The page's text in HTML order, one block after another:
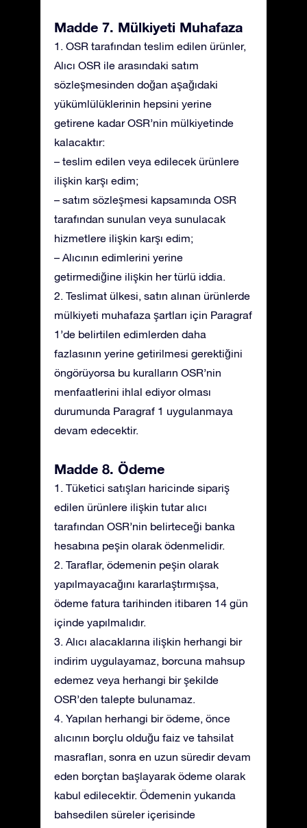
Madde 7. Mülkiyeti Muhafaza
1. OSR tarafından teslim edilen ürünler,
Alıcı OSR ile arasındaki satım
sözleşmesinden doğan aşağıdaki
yükümlülüklerinin hepsini yerine
getirene kadar OSR’nin mülkiyetinde
kalacaktır:
– teslim edilen veya edilecek ürünlere
ilişkin karşı edim;
– satım sözleşmesi kapsamında OSR
tarafından sunulan veya sunulacak
hizmetlere ilişkin karşı edim;
– Alıcının edimlerini yerine
getirmediğine ilişkin her türlü iddia.
2. Teslimat ülkesi, satın alınan ürünlerde
mülkiyeti muhafaza şartları için Paragraf
1’de belirtilen edimlerden daha
fazlasının yerine getirilmesi gerektiğini
öngörüyorsa bu kuralların OSR’nin
menfaatlerini ihlal ediyor olması
durumunda Paragraf 1 uygulanmaya
devam edecektir.
Madde 8. Ödeme
1. Tüketici satışları haricinde sipariş
edilen ürünlere ilişkin tutar alıcı
tarafından OSR’nin belirteceği banka
hesabına peşin olarak ödenmelidir.
2. Taraflar, ödemenin peşin olarak
yapılmayacağını kararlaştırmışsa,
ödeme fatura tarihinden itibaren 14 gün
içinde yapılmalıdır.
3. Alıcı alacaklarına ilişkin herhangi bir
indirim uygulayamaz, borcuna mahsup
edemez veya herhangi bir şekilde
OSR’den talepte bulunamaz.
4. Yapılan herhangi bir ödeme, önce
alıcının borçlu olduğu faiz ve tahsilat
masrafları, sonra en uzun süredir devam
eden borçtan başlayarak ödeme olarak
kabul edilecektir. Ödemenin yukarıda
bahsedilen süreler içerisinde